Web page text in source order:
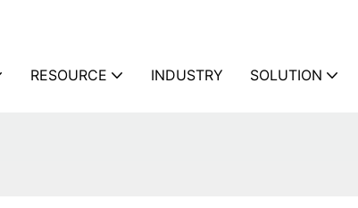
RESOURCE INDUSTRY SOLUTION